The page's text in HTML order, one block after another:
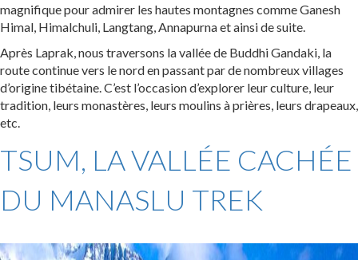
magnifique pour admirer les hautes montagnes comme Ganesh
Himal, Himalchuli, Langtang, Annapurna et ainsi de suite.
Après Laprak, nous traversons la vallée de Buddhi Gandaki, la
route continue vers le nord en passant par de nombreux villages
d’origine tibétaine. C’est l’occasion d’explorer leur culture, leur
tradition, leurs monastères, leurs moulins à prières, leurs drapeaux,
etc.
TSUM, LA VALLÉE CACHÉE
DU MANASLU TREK